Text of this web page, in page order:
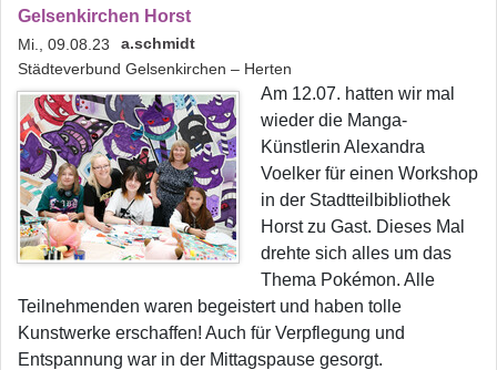
Gelsenkirchen Horst
Mi., 09.08.23 a.schmidt
Städteverbund Gelsenkirchen – Herten
Am 12.07. hatten wir mal
wieder die Manga-
Künstlerin Alexandra
Voelker für einen Workshop
in der Stadtteilbibliothek
Horst zu Gast. Dieses Mal
drehte sich alles um das
Thema Pokémon. Alle
Teilnehmenden waren begeistert und haben tolle
Kunstwerke erschaffen! Auch für Verpflegung und
Entspannung war in der Mittagspause gesorgt.